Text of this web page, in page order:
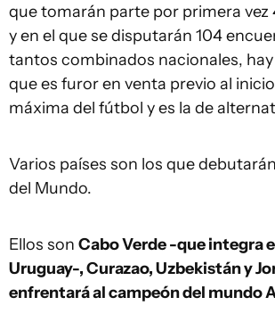
que tomarán parte por primera vez
y en el que se disputarán 104
tantos combinados nacionales,
que es furor en venta previo al
máxima del fútbol y es la de
Varios países son los que
del Mundo.
Ellos son Cabo Verde -que integra
Uruguay-, Curazao, Uzbekistán y
enfrentará al campeón del mundo